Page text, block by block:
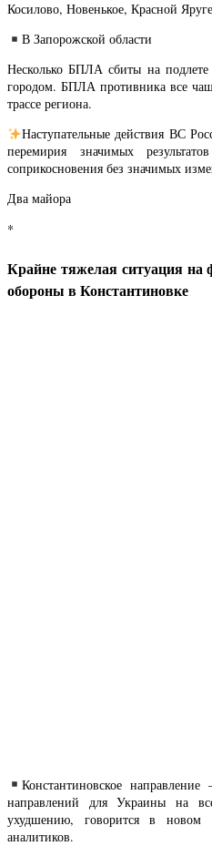
Косилово, Новенькое, Красной
В Запорожской области
Несколько БПЛА сбиты на
городом. БПЛА противника все
трассе региона.
Наступательные действия ВС
перемирия значимых
соприкосновения без значимых
Два майора
*
Крайне тяжелая ситуация
обороны в Константиновке
Константиновское
направлений для Украины на
ухудшению, говорится в новом
аналитиков.